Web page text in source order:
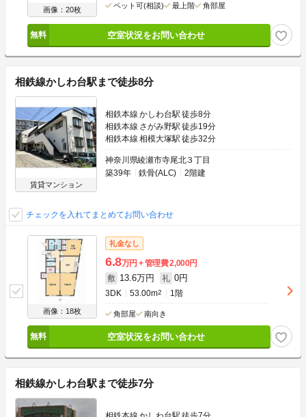
画像：20枚
ペット可(相談) 最上階 角部屋
空室状況をお問い合わせ
相鉄線かしわ台駅まで徒歩8分
賃貸マンション
相鉄本線 かしわ台駅 徒歩8分
相鉄本線 さがみ野駅 徒歩19分
相鉄本線 相模大塚駅 徒歩32分
神奈川県綾瀬市寺尾北３丁目
築39年
鉄骨(ALC) 2階建
チェックを入れてまとめてお問い合わせ
画像：18枚
礼金なし
6.8万円 管理費2,000円
敷 13.6万円 礼 0円
3DK 53.00m2 1階
角部屋 南向き
空室状況をお問い合わせ
相鉄線かしわ台駅まで徒歩7分